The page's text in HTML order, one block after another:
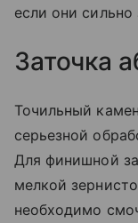
если они сильно
Заточка
Точильный
серьезной
Для финишной
мелкой
необходимо